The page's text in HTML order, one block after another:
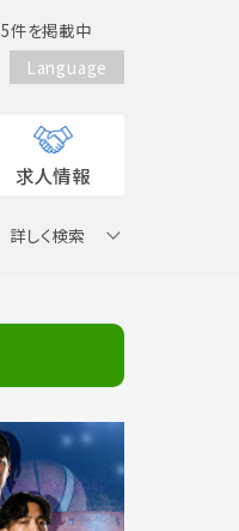
件を掲載中
Language
求人情報
詳しく検索